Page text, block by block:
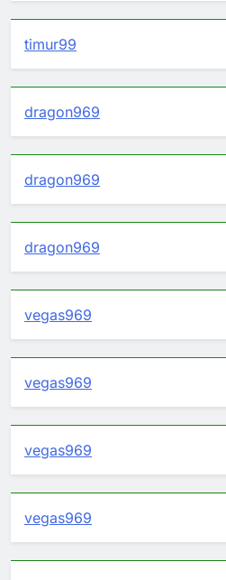
timur99
dragon969
dragon969
dragon969
vegas969
vegas969
vegas969
vegas969